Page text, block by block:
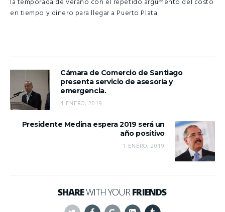
en tiempo y dinero para llegar a Puerto Plata
Cámara de Comercio de Santiago
presenta servicio de asesoría y
emergencia.
4 ENERO, 2019
Presidente Medina espera 2019 será un
año positivo
1 ENERO, 2019
SHAREWITH YOUR FRIENDS!